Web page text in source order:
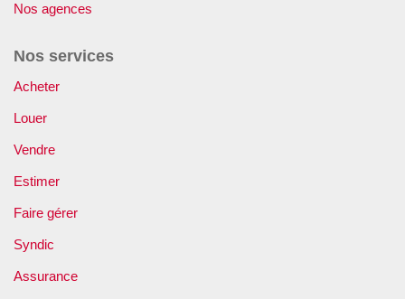
Nos agences
Nos services
Acheter
Louer
Vendre
Estimer
Faire gérer
Syndic
Assurance